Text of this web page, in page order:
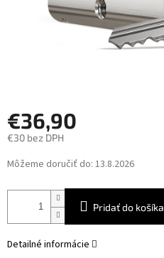
€36,90
€30 bez DPH
Jednotková
cena:
Môžeme doručiť do: 13.8.2026
Pridať do košíka
Detailné informácie